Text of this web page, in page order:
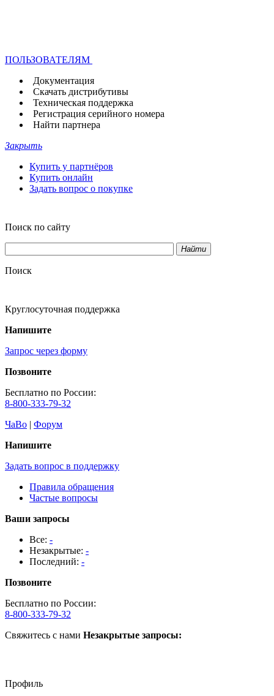
ПОЛЬЗОВАТЕЛЯМ
Документация
Скачать дистрибутивы
Техническая поддержка
Регистрация серийного номера
Найти партнера
Закрыть
Купить у партнёров
Купить онлайн
Задать вопрос о покупке
Поиск по сайту
Найти
Поиск
Круглосуточная поддержка
Напишите
Запрос через форму
Позвоните
Бесплатно по России:
8-800-333-79-32
ЧаВо | Форум
Напишите
Задать вопрос в поддержку
Правила обращения
Частые вопросы
Ваши запросы
Все: -
Незакрытые: -
Последний: -
Позвоните
Бесплатно по России:
8-800-333-79-32
Свяжитесь с нами Незакрытые запросы:
Профиль